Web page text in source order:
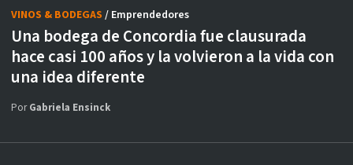
Una bodega de Concordia fue clausurada
hace casi 100 años y la volvieron a la vida con
una idea diferente
VINOS & BODEGAS / Emprendedores
PorGabriela Ensinck